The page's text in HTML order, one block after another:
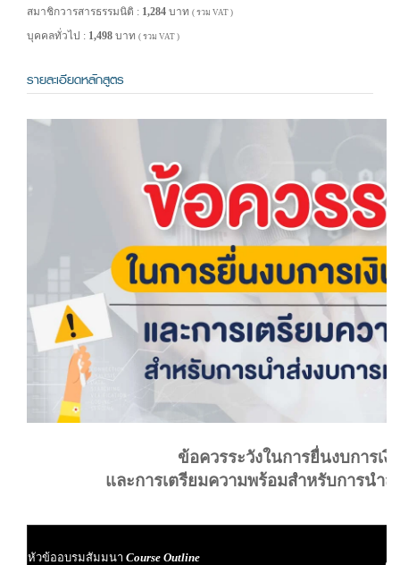
สมาชิกวารสารธรรมนิติ : 1,284 บาท ( รวม VAT )
บุคคลทั่วไป : 1,498 บาท ( รวม VAT )
รายละเอียดหลักสูตร
ข้อควรระวังในการยื่นงบการเงิ
และการเตรียมความพร้อมสำหรับการนำส่
หัวข้ออบรมสัมมนา Course Outline